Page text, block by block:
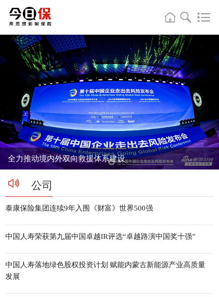
全力推动境内外双向救援体系建设
公司
泰康保险集团连续9年入围《财富》世界500强
中国人寿荣获第九届中国卓越IR评选“卓越路演中国奖十强”
中国人寿落地绿色股权投资计划 赋能内蒙古新能源产业高质量
发展